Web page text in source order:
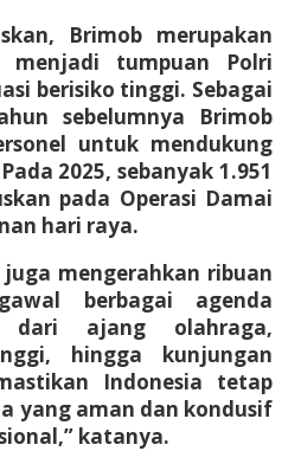
Brimob merupakan
menjadi tumpuan Polri
berisiko tinggi. Sebagai
sebelumnya Brimob
untuk mendukung
2025, sebanyak 1.951
pada Operasi Damai
hari raya.
mengerahkan ribuan
berbagai agenda
dari ajang olahraga,
hingga kunjungan
Indonesia tetap
yang aman dan kondusif
katanya.